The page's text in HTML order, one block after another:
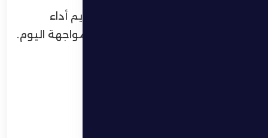
كل التوفيق لفارس الظفرة في تقديم أداء
مشرف وتحقيق نتيجة إيجابية في مواجهة اليوم.